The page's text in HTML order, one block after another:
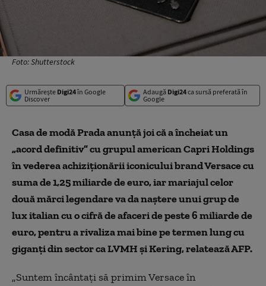
Foto: Shutterstock
Urmărește Digi24în Google
Discover
Adaugă Digi24ca sursă preferată în
Google
Casa de modă Prada anunţă joi că a încheiat un
„acord definitiv” cu grupul american Capri Holdings
în vederea achiziţionării iconicului brand Versace cu
suma de 1,25 miliarde de euro, iar mariajul celor
două mărci legendare va da naştere unui grup de
lux italian cu o cifră de afaceri de peste 6 miliarde de
euro, pentru a rivaliza mai bine pe termen lung cu
giganţi din sector ca LVMH şi Kering, relatează AFP.
„Suntem încântaţi să primim Versace în